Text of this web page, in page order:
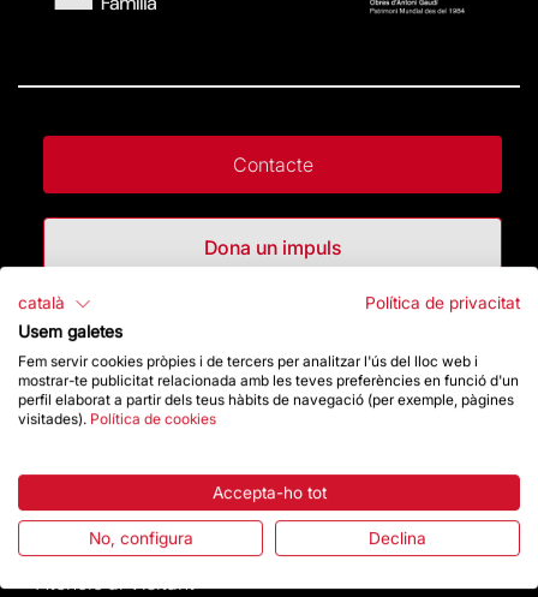
Contacte
Dona un impuls
Destacats
Preguntes freqüents
Atenció al Visitant
català
Política de privacitat
Usem galetes
Fem servir cookies pròpies i de tercers per analitzar l'ús del lloc web i
mostrar-te publicitat relacionada amb les teves preferències en funció d'un
perfil elaborat a partir dels teus hàbits de navegació (per exemple, pàgines
visitades). Política de cookies
Accepta-ho tot
No, configura Declina